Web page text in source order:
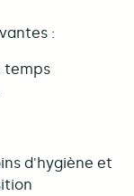
:
temps
d'hygiène et